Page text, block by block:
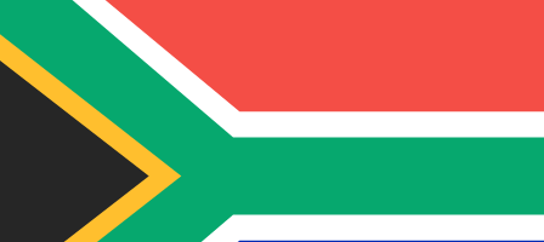
Die Lieferzeiten für internationale Überweisungen mit
Permanent TSB von Euro-Mitgliedsländer bis Südafrika
variieren je nach Zahlungsmethode und
Transaktionszeit. In der Regel dauern internationale
Banküberweisungen 1 bis 5 Werktage. Faktoren wie
Feiertage und Sicherheitskontrollen können ebenfalls
die Zustellung beeinflussen. Überprüfen Sie Permanent
TSB p.l.cStichtagszeiten, um Verzögerungen zu
vermeiden.